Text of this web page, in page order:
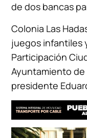
de dos bancas
Colonia Las
juegos infantiles
Participación
Ayuntamiento
presidente